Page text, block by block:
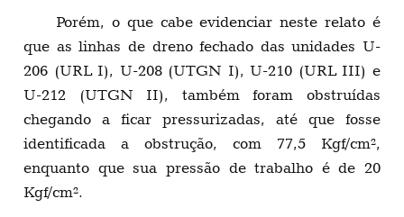
Porém, o que cabe evidenciar neste relato é
que as linhas de dreno fechado das unidades U-
206 (URL I), U-208 (UTGN I), U-210 (URL III) e
U-212 (UTGN II), também foram obstruídas
chegando a ficar pressurizadas, até que fosse
identificada a obstrução, com 77,5 Kgf/cm²,
enquanto que sua pressão de trabalho é de 20
Kgf/cm².